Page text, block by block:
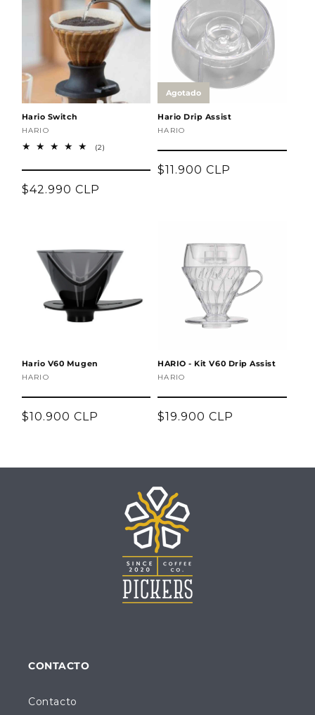
Hario Switch
Proveedor:
HARIO
(2)
Precio
$42.990 CLP
Hario Drip Assist
Proveedor:
HARIO
Precio
$11.900 CLP
Hario V60 Mugen
Proveedor:
HARIO
Precio
$10.900 CLP
HARIO - Kit V60 Drip Assist
Proveedor:
HARIO
Precio
$19.900 CLP
CONTACTO
Contacto